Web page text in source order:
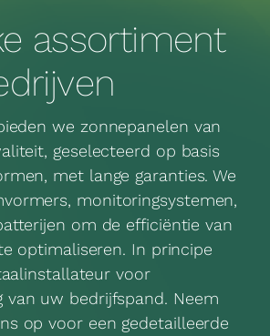
assortiment
we zonnepanelen van
geselecteerd op basis
met lange garanties. We
monitoringsystemen,
om de efficiëntie van
optimaliseren. In principe
voor
van uw bedrijfspand. Neem
op voor een gedetailleerde